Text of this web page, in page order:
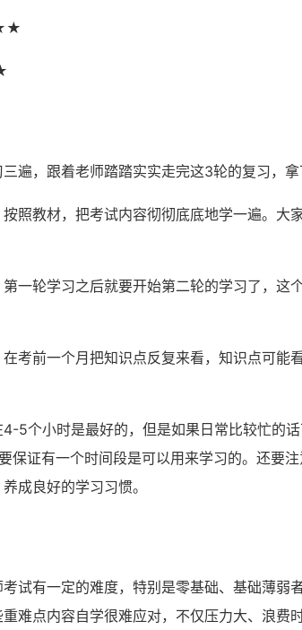
遍，跟着老师踏踏实实走完这3轮的复习，拿
照教材，把考试内容彻彻底底地学一遍。大
一轮学习之后就要开始第二轮的学习了，这
考前一个月把知识点反复来看，知识点可能
5个小时是最好的，但是如果日常比较忙的
保证有一个时间段是可以用来学习的。还要
成良好的学习习惯。
试有一定的难度，特别是零基础、基础薄弱
难点内容自学很难应对，不仅压力大、浪费